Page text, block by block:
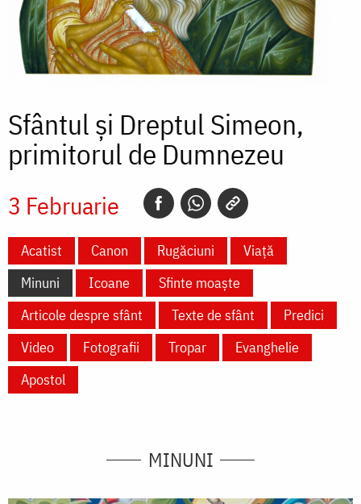
Sfântul și Dreptul Simeon,
primitorul de Dumnezeu
3 Februarie
Acatist Canon Rugăciuni
Viață
Minuni
Icoane
Sfinte moaște
Articole despre sfânt
Texte de sfânt
Predici
Video
Fotografii Tropar
Evanghelie
Apostol
MINUNI